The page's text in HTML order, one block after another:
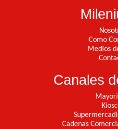
Como
Medios
Canales
Cadenas